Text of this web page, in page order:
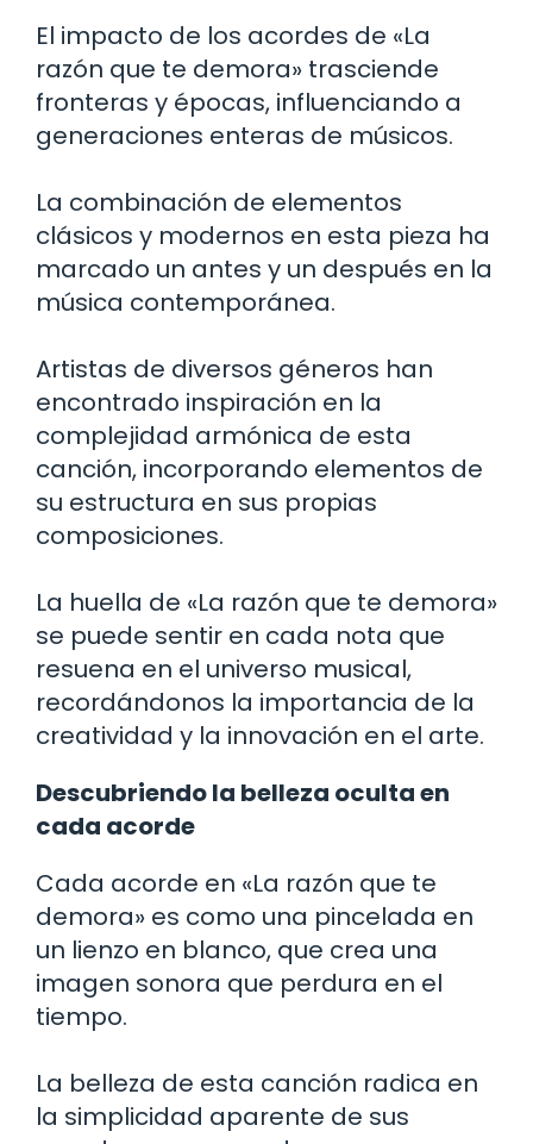
El impacto de los acordes de «La
razón que te demora» trasciende
fronteras y épocas, influenciando a
generaciones enteras de músicos.
La combinación de elementos
clásicos y modernos en esta pieza ha
marcado un antes y un después en la
música contemporánea.
Artistas de diversos géneros han
encontrado inspiración en la
complejidad armónica de esta
canción, incorporando elementos de
su estructura en sus propias
composiciones.
La huella de «La razón que te demora»
se puede sentir en cada nota que
resuena en el universo musical,
recordándonos la importancia de la
creatividad y la innovación en el arte.
Descubriendo la belleza oculta en
cada acorde
Cada acorde en «La razón que te
demora» es como una pincelada en
un lienzo en blanco, que crea una
imagen sonora que perdura en el
tiempo.
La belleza de esta canción radica en
la simplicidad aparente de sus